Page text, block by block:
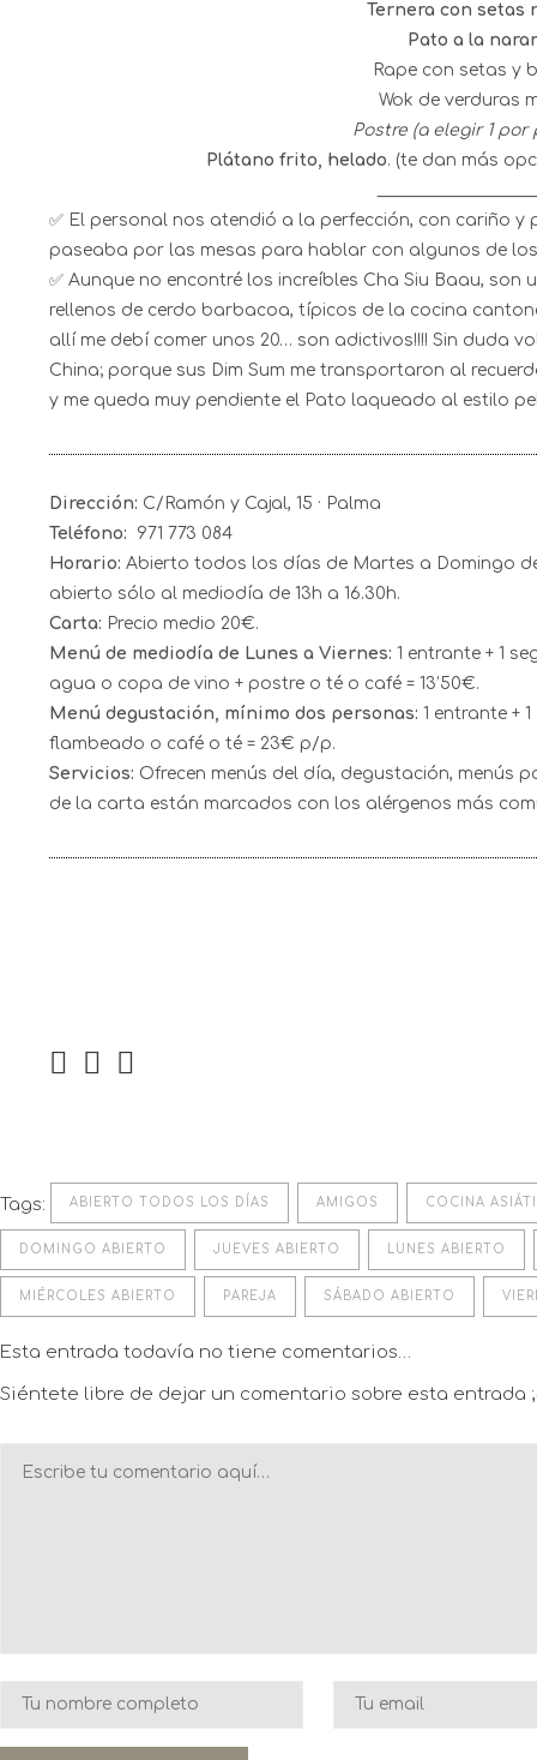
Ternera con setas
Pato a la
Rape con setas y
Wok de verduras
Postre (a elegir 1 por
Plátano frito, helado. (te dan más
✅ El personal nos atendió a la perfección, con cariño y
paseaba por las mesas para hablar con algunos de
✅ Aunque no encontré los increíbles Cha Siu Baau,
rellenos de cerdo barbacoa, típicos de la cocina
allí me debí comer unos 20… son adictivos!!!! Sin duda
China; porque sus Dim Sum me transportaron al
y me queda muy pendiente el Pato laqueado al estilo
Dirección: C/Ramón y Cajal, 15 · Palma
Teléfono:
971 773 084
Horario: Abierto todos los días de Martes a Domingo de
abierto sólo al mediodía de 13h a 16.30h.
Carta: Precio medio 20€.
Menú de mediodía de Lunes a Viernes: 1 entrante + 1
agua o copa de vino + postre o té o café = 13’50€.
Menú degustación, mínimo dos personas: 1 entrante +
flambeado o café o té = 23€ p/p.
Servicios: Ofrecen menús del día, degustación, menús
de la carta están marcados con los alérgenos más
Tags: ABIERTO TODOS LOS DÍAS AMIGOS COCINA
DOMINGO ABIERTO JUEVES ABIERTO LUNES ABIERTO
MIÉRCOLES ABIERTO PAREJA SÁBADO ABIERTO
Esta entrada todavía no tiene comentarios…
Siéntete libre de dejar un comentario sobre esta entrada